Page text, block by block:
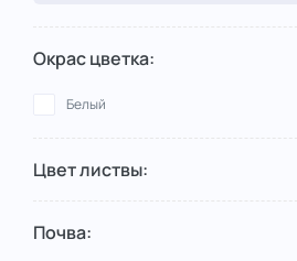
Окрас цветка:
Белый
Цвет листвы:
Почва: